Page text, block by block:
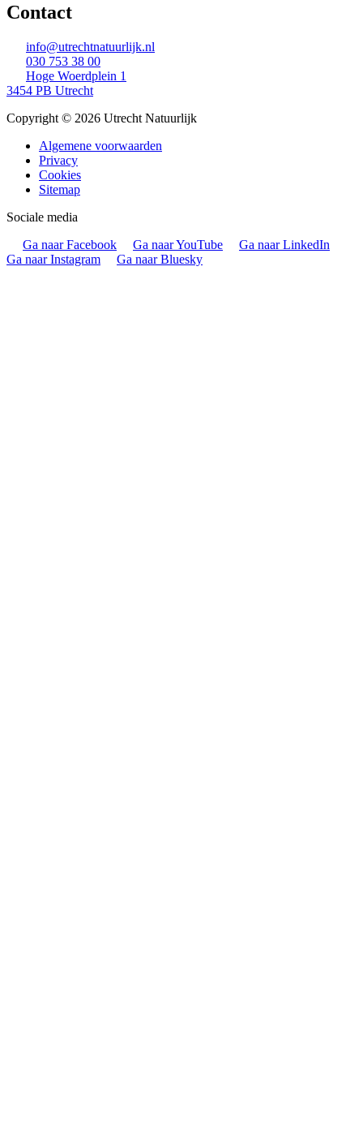
Contact
info@utrechtnatuurlijk.nl
030 753 38 00
Hoge Woerdplein 1
3454 PB Utrecht
Copyright © 2026 Utrecht Natuurlijk
Algemene voorwaarden
Privacy
Cookies
Sitemap
Sociale media
Ga naar Facebook
Ga naar YouTube
Ga naar LinkedIn
Ga naar Instagram
Ga naar Bluesky